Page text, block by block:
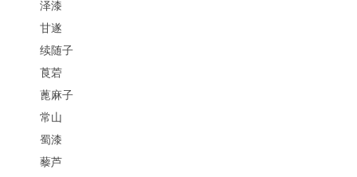
泽漆
甘遂
续随子
莨菪
蓖麻子
常山
蜀漆
藜芦